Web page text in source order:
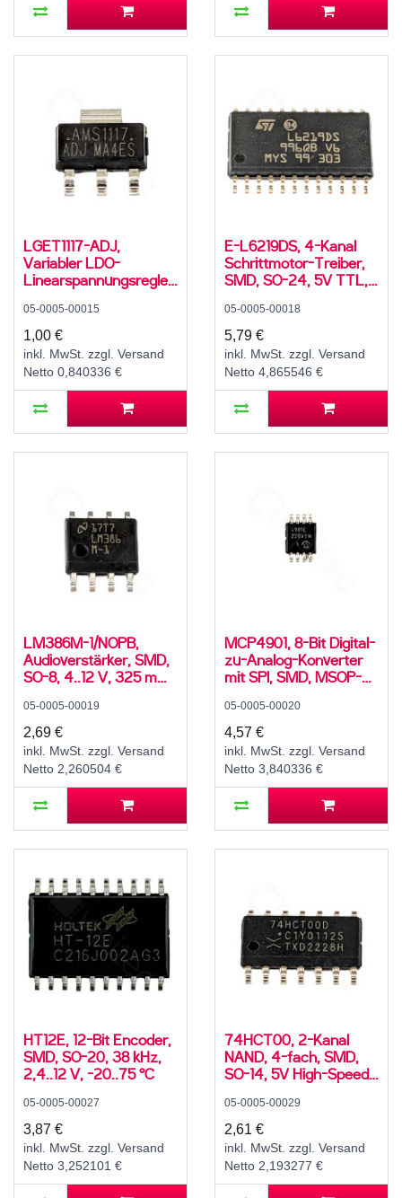
LGET1117-ADJ,
Variabler LDO-
Linearspannungsregler,
223, 0..125 °C
05-0005-00015
1,00 €
inkl. MwSt. zzgl. Versand
Netto 0,840336 €
E-L6219DS, 4-Kanal
Schrittmotor-Treiber,
SMD, SO-24, 5V TTL,
05-0005-00018
5,79 €
inkl. MwSt. zzgl. Versand
Netto 4,865546 €
LM386M-1/NOPB,
Audioverstärker, SMD,
SO-8, 4..12 V, 325 mW,
05-0005-00019
2,69 €
inkl. MwSt. zzgl. Versand
Netto 2,260504 €
MCP4901, 8-Bit Digital-
zu-Analog-Konverter
mit SPI, SMD, MSOP-8,
05-0005-00020
4,57 €
inkl. MwSt. zzgl. Versand
Netto 3,840336 €
HT12E, 12-Bit Encoder,
SMD, SO-20, 38 kHz,
2,4..12 V, -20..75 °C
05-0005-00027
3,87 €
inkl. MwSt. zzgl. Versand
Netto 3,252101 €
74HCT00, 2-Kanal
NAND, 4-fach, SMD,
SO-14, 5V High-Speed
05-0005-00029
2,61 €
inkl. MwSt. zzgl. Versand
Netto 2,193277 €